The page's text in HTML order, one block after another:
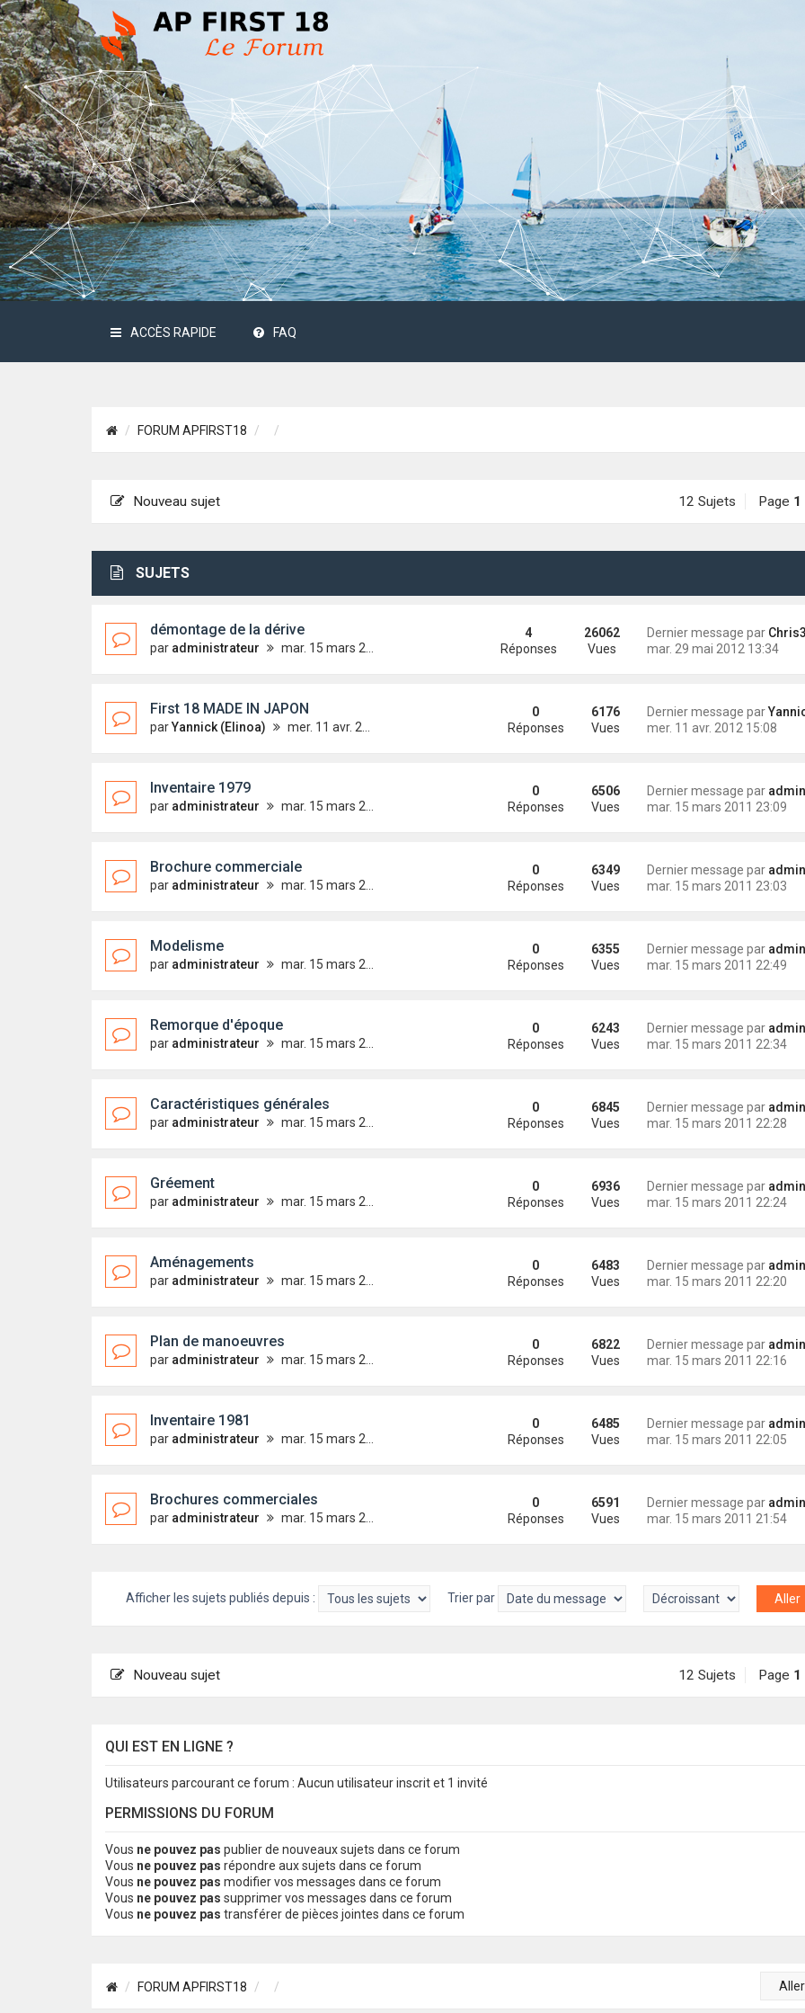
ACCÈS RAPIDE FAQ
FORUM APFIRST18
Nouveau sujet 12 Sujets Page 1
SUJETS
démontage de la dérive
par administrateur mar. 15 mars 2011 21:59
Dernier message par
mar. 29 mai 2012 13:34
4
Réponses
26062
Vues
First 18 MADE IN JAPON
parYannick (Elinoa) mer. 11 avr. 2012 15:08
Dernier message parYannick
mer. 11 avr. 2012 15:08
0
Réponses
6176
Vues
Inventaire 1979
par administrateur mar. 15 mars 2011 23:09
Dernier message par
mar. 15 mars 2011 23:09
0
Réponses
6506
Vues
Brochure commerciale
par administrateur mar. 15 mars 2011 23:03
Dernier message par
mar. 15 mars 2011 23:03
0
Réponses
6349
Vues
Modelisme
par administrateur mar. 15 mars 2011 22:49
Dernier message par
mar. 15 mars 2011 22:49
0
Réponses
6355
Vues
Remorque d'époque
par administrateur mar. 15 mars 2011 22:34
Dernier message par
mar. 15 mars 2011 22:34
0
Réponses
6243
Vues
Caractéristiques générales
par administrateur mar. 15 mars 2011 22:28
Dernier message par
mar. 15 mars 2011 22:28
0
Réponses
6845
Vues
Gréement
par administrateur mar. 15 mars 2011 22:24
Dernier message par
mar. 15 mars 2011 22:24
0
Réponses
6936
Vues
Aménagements
par administrateur mar. 15 mars 2011 22:20
Dernier message par
mar. 15 mars 2011 22:20
0
Réponses
6483
Vues
Plan de manoeuvres
par administrateur mar. 15 mars 2011 22:16
Dernier message par
mar. 15 mars 2011 22:16
0
Réponses
6822
Vues
Inventaire 1981
par administrateur mar. 15 mars 2011 22:05
Dernier message par
mar. 15 mars 2011 22:05
0
Réponses
6485
Vues
Brochures commerciales
par administrateur mar. 15 mars 2011 21:54
Dernier message par
mar. 15 mars 2011 21:54
0
Réponses
6591
Vues
Afficher les sujets publiés depuis : Trier par
Nouveau sujet 12 Sujets Page 1
QUI EST EN LIGNE ?
Utilisateurs parcourant ce forum : Aucun utilisateur inscrit et 1 invité
PERMISSIONS DU FORUM
Vous ne pouvez pas publier de nouveaux sujets dans ce forum
Vous ne pouvez pas répondre aux sujets dans ce forum
Vous ne pouvez pas modifier vos messages dans ce forum
Vous ne pouvez pas supprimer vos messages dans ce forum
Vous ne pouvez pas transférer de pièces jointes dans ce forum
FORUM APFIRST18 Aller